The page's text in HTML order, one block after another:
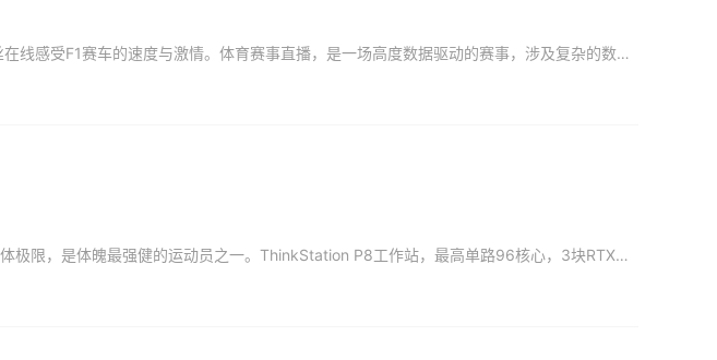
近日，约20万车迷亲临上海国际赛车场，约15亿全球粉丝在线感受F1赛车的速度与激情。体育赛事直播，是一场高度数据驱动的赛事，涉及复杂的数据采集、信号传输与分发以及处理、导播工作。一场极致的观赛体验，更
在强大的离心力下，F1车手的每一场比赛都在突破人类身体极限，是体魄最强健的运动员之一。ThinkStation P8工作站，最高单路96核心，3块RTX顶级专业显卡，突破极限驾驭如风。 #联